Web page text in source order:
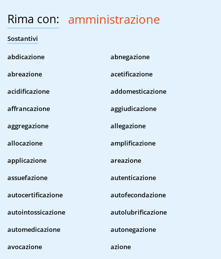
Rima con: amministrazione
Sostantivi
abdicazione
abnegazione
abreazione
acetificazione
acidificazione
addomesticazione
affrancazione
aggiudicazione
aggregazione
allegazione
allocazione
amplificazione
applicazione
areazione
assuefazione
autenticazione
autocertificazione
autofecondazione
autointossicazione
autolubrificazione
automedicazione
autonegazione
avocazione
azione